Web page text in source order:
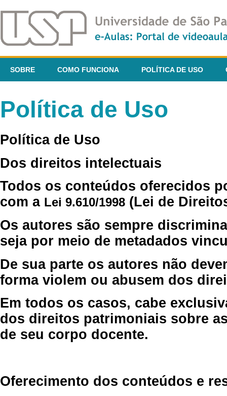
SOBRE COMO FUNCIONA POLÍTICA DE USO
Política de Uso
Política de Uso
Dos direitos intelectuais
Todos os conteúdos oferecidos
com a Lei 9.610/1998 (Lei de
Os autores são sempre
seja por meio de metadados
De sua parte os autores não
forma violem ou abusem dos
Em todos os casos, cabe
dos direitos patrimoniais sobre
de seu corpo docente.
Oferecimento dos conteúdos e